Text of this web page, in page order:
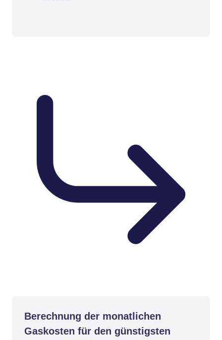
Berechnung der monatlichen
Gaskosten für den günstigsten